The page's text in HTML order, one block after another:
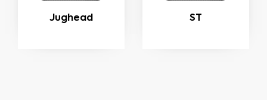
Jughead ST